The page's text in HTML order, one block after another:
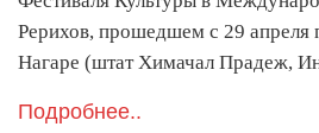
Рерихов, прошедшем с 29 апреля
Нагаре (штат Химачал Прадеж,
Подробнее..